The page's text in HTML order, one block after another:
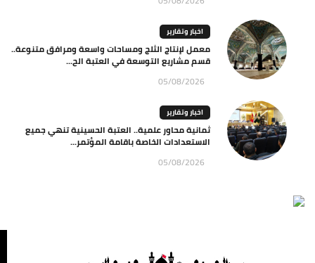
اخبار وتقارير
معمل لإنتاج الثلج ومساحات واسعة ومرافق متنوعة..
قسم مشاريع التوسعة في العتبة الح...
05/08/2026
اخبار وتقارير
ثمانية محاور علمية.. العتبة الحسينية تنهي جميع
الاستعدادات الخاصة باقامة المؤتمر...
05/08/2026